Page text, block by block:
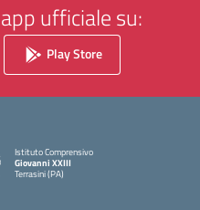
ufficiale su:
Play Store
Istituto Comprensivo
Giovanni XXIII
Terrasini (PA)